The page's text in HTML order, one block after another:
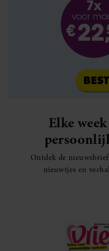
Elke
Ontdek de
nieuwtjes en